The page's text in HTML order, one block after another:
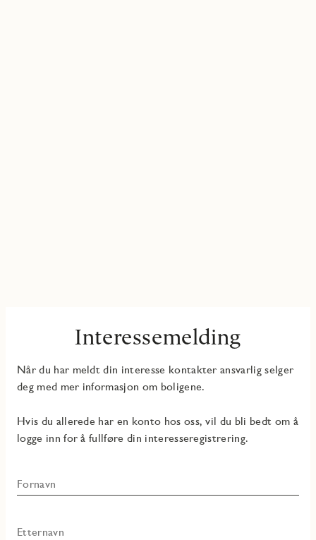
Interessemelding
Når du har meldt din interesse kontakter ansvarlig selger
deg med mer informasjon om boligene.
Hvis du allerede har en konto hos oss, vil du bli bedt om å
logge inn for å fullføre din interesseregistrering.
Fornavn
Etternavn